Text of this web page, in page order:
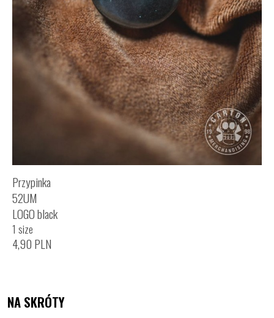
Przypinka
52UM
LOGO black
1 size
4,90 PLN
NA SKRÓTY